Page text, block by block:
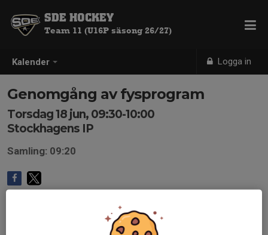
Kalender Logga in
SDE HOCKEY
Team 11 (U16P säsong 26/27)
Genomgång av fysprogram
Torsdag 18 jun, 09:30-10:00
Stockhagens IP
Samling: 09:20